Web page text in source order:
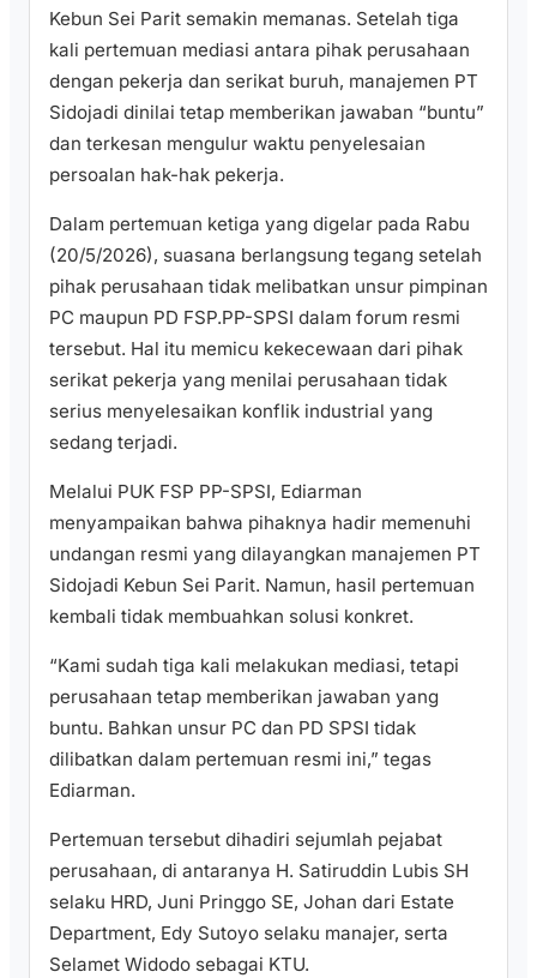
Kebun Sei Parit semakin memanas. Setelah tiga
kali pertemuan mediasi antara pihak perusahaan
dengan pekerja dan serikat buruh, manajemen PT
Sidojadi dinilai tetap memberikan jawaban “buntu”
dan terkesan mengulur waktu penyelesaian
persoalan hak-hak pekerja.
Dalam pertemuan ketiga yang digelar pada Rabu
(20/5/2026), suasana berlangsung tegang setelah
pihak perusahaan tidak melibatkan unsur pimpinan
PC maupun PD FSP.PP-SPSI dalam forum resmi
tersebut. Hal itu memicu kekecewaan dari pihak
serikat pekerja yang menilai perusahaan tidak
serius menyelesaikan konflik industrial yang
sedang terjadi.
Melalui PUK FSP PP-SPSI, Ediarman
menyampaikan bahwa pihaknya hadir memenuhi
undangan resmi yang dilayangkan manajemen PT
Sidojadi Kebun Sei Parit. Namun, hasil pertemuan
kembali tidak membuahkan solusi konkret.
“Kami sudah tiga kali melakukan mediasi, tetapi
perusahaan tetap memberikan jawaban yang
buntu. Bahkan unsur PC dan PD SPSI tidak
dilibatkan dalam pertemuan resmi ini,” tegas
Ediarman.
Pertemuan tersebut dihadiri sejumlah pejabat
perusahaan, di antaranya H. Satiruddin Lubis SH
selaku HRD, Juni Pringgo SE, Johan dari Estate
Department, Edy Sutoyo selaku manajer, serta
Selamet Widodo sebagai KTU.